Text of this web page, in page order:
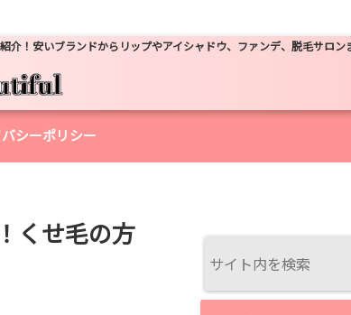
！安いブランドからリップやアイシャドウ、ファンデ、脱毛サロン
シーポリシー
くせ毛の方